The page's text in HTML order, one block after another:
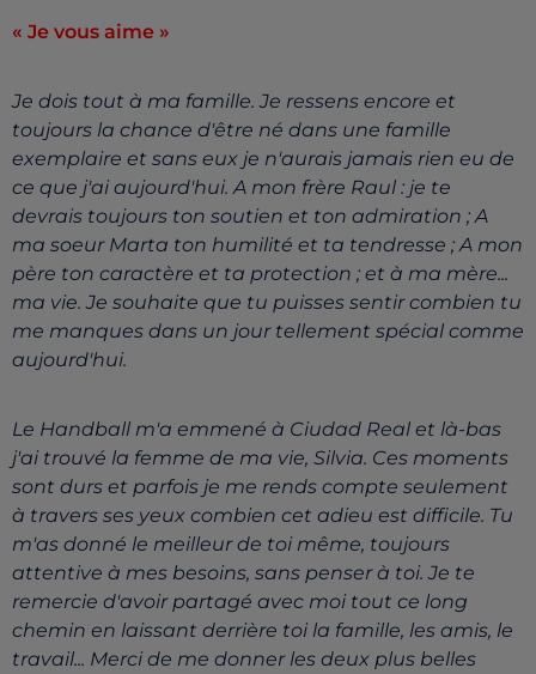
« Je vous aime »
Je dois tout à ma famille. Je ressens encore et
toujours la chance d'être né dans une famille
exemplaire et sans eux je n'aurais jamais rien eu de
ce que j'ai aujourd'hui. A mon frère Raul : je te
devrais toujours ton soutien et ton admiration ; A
ma soeur Marta ton humilité et ta tendresse ; A mon
père ton caractère et ta protection ; et à ma mère...
ma vie. Je souhaite que tu puisses sentir combien tu
me manques dans un jour tellement spécial comme
aujourd'hui.
Le Handball m'a emmené à Ciudad Real et là-bas
j'ai trouvé la femme de ma vie, Silvia. Ces moments
sont durs et parfois je me rends compte seulement
à travers ses yeux combien cet adieu est difficile. Tu
m'as donné le meilleur de toi même, toujours
attentive à mes besoins, sans penser à toi. Je te
remercie d'avoir partagé avec moi tout ce long
chemin en laissant derrière toi la famille, les amis, le
travail... Merci de me donner les deux plus belles